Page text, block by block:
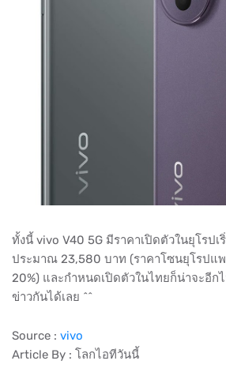
ทั้งนี้ vivo V40 5G มีราคาเปิดตัวในยุโรป
ประมาณ 23,580 บาท (ราคาโซนยุโรปแพ
20%) และกำหนดเปิดตัวในไทยก็น่าจะอี
ข่าวกันได้เลย ^^
Source : vivo
Article By : โลกไอทีวันนี้